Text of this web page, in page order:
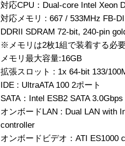
対応CPU：Dual-core Intel Xeon
対応メモリ : 667 / 533MHz FB-
DDRII SDRAM 72-bit, 240-pin
※メモリは2枚1組で装着する必
メモリ最大容量:16GB
拡張スロット : 1x 64-bit 133/
IDE : UltraATA 100 2ポート
SATA：Intel ESB2 SATA
オンボードLAN : Dual LAN with
controller
オンボードビデオ：ATI ES1000